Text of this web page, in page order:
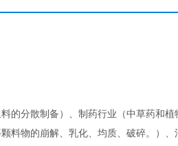
的分散制备）、制药行业（中草药和
料物的崩解、乳化、均质、破碎。）、